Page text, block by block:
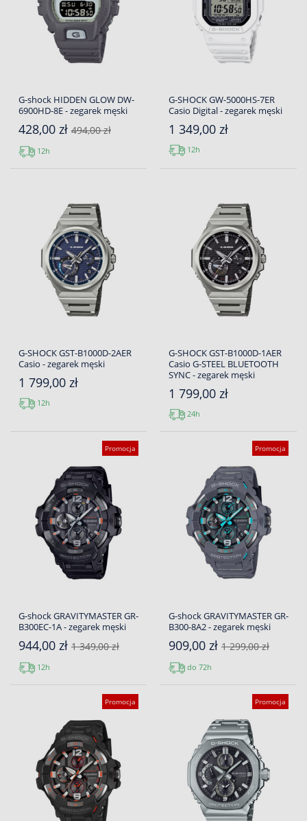
G-shock HIDDEN GLOW DW-
6900HD-8E - zegarek męski
428,00 zł 494,00 zł
12h
G-SHOCK GW-5000HS-7ER
Casio Digital - zegarek męski
1 349,00 zł
12h
G-SHOCK GST-B1000D-2AER
Casio - zegarek męski
1 799,00 zł
12h
G-SHOCK GST-B1000D-1AER
Casio G-STEEL BLUETOOTH
SYNC - zegarek męski
1 799,00 zł
24h
Promocja
G-shock GRAVITYMASTER GR-
B300EC-1A - zegarek męski
944,00 zł 1 349,00 zł
12h
Promocja
G-shock GRAVITYMASTER GR-
B300-8A2 - zegarek męski
909,00 zł 1 299,00 zł
do 72h
Promocja Promocja